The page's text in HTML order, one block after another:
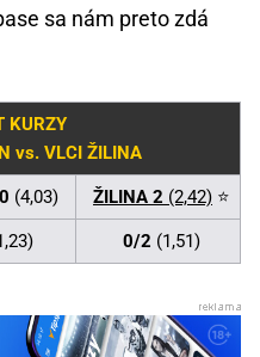
sa nám preto zdá
KURZY
vs. VLCI ŽILINA
(4,03) ŽILINA 2 (2,42) ⭐
0/2 (1,51)